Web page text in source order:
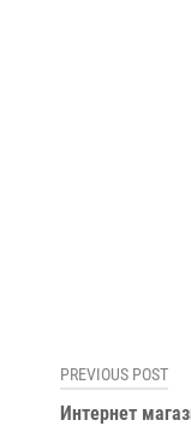
Навигация
PREVIOUS POST
Интернет